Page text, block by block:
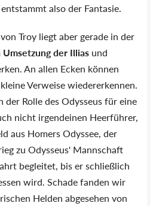
also der Fantasie.
Troy liegt aber gerade in der
der Illias und
An allen Ecken können
Verweise wiedererkennen.
Rolle des Odysseus für eine
nicht irgendeinen Heerführer,
aus Homers Odyssee, der
zu Odysseus' Mannschaft
begleitet, bis er schließlich
wird. Schade fanden wir
Helden abgesehen von